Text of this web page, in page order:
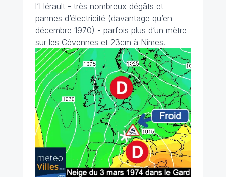
l’Hérault - très nombreux dégâts et
pannes d’électricité (davantage qu’en
décembre 1970) - parfois plus d’un mètre
sur les Cévennes et 23cm à Nîmes.